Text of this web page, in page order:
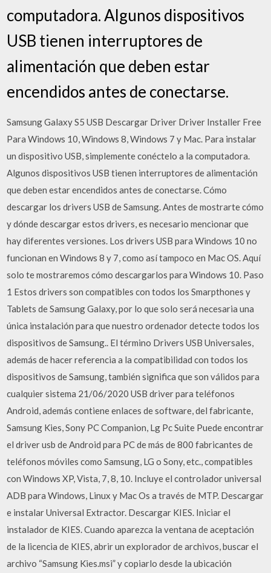
computadora. Algunos dispositivos
USB tienen interruptores de
alimentación que deben estar
encendidos antes de conectarse.
Samsung Galaxy S5 USB Descargar Driver Driver Installer Free
Para Windows 10, Windows 8, Windows 7 y Mac. Para instalar
un dispositivo USB, simplemente conéctelo a la computadora.
Algunos dispositivos USB tienen interruptores de alimentación
que deben estar encendidos antes de conectarse. Cómo
descargar los drivers USB de Samsung. Antes de mostrarte cómo
y dónde descargar estos drivers, es necesario mencionar que
hay diferentes versiones. Los drivers USB para Windows 10 no
funcionan en Windows 8 y 7, como así tampoco en Mac OS. Aquí
solo te mostraremos cómo descargarlos para Windows 10. Paso
1 Estos drivers son compatibles con todos los Smarpthones y
Tablets de Samsung Galaxy, por lo que solo será necesaria una
única instalación para que nuestro ordenador detecte todos los
dispositivos de Samsung.. El término Drivers USB Universales,
además de hacer referencia a la compatibilidad con todos los
dispositivos de Samsung, también significa que son válidos para
cualquier sistema 21/06/2020 USB driver para teléfonos
Android, además contiene enlaces de software, del fabricante,
Samsung Kies, Sony PC Companion, Lg Pc Suite Puede encontrar
el driver usb de Android para PC de más de 800 fabricantes de
teléfonos móviles como Samsung, LG o Sony, etc., compatibles
con Windows XP, Vista, 7, 8, 10. Incluye el controlador universal
ADB para Windows, Linux y Mac Os a través de MTP. Descargar
e instalar Universal Extractor. Descargar KIES. Iniciar el
instalador de KIES. Cuando aparezca la ventana de aceptación
de la licencia de KIES, abrir un explorador de archivos, buscar el
archivo “Samsung Kies.msi” y copiarlo desde la ubicación